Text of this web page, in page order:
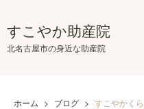
the
content
すこやか助産院
北名古屋市の身近な助産院
ホーム > ブログ > すこやかく